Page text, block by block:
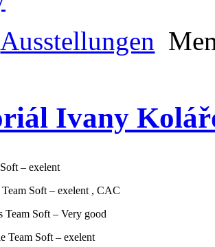
Ausstellungen
Ivany
– exelent
Team Soft – exelent , CAC
Team Soft – Very good
Team Soft – exelent